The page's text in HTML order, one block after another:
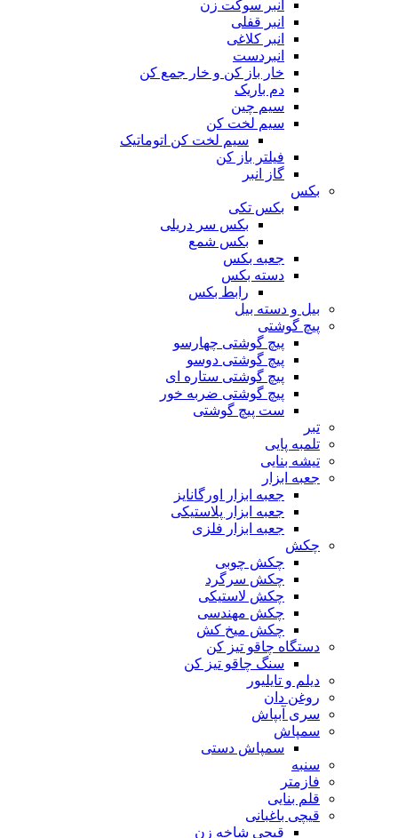
انبر سوکت زن
انبر قفلی
انبر کلاغی
انبردست
خار باز کن و خار جمع کن
دم باریک
سیم چین
سیم لخت کن
سیم لخت کن اتوماتیک
فیلتر باز کن
گاز انبر
بکس
بکس تکی
بکس سر دریلی
بکس شمع
جعبه بکس
دسته بکس
رابط بکس
بیل و دسته بیل
پیچ گوشتی
پیچ گوشتی چهارسو
پیچ گوشتی دوسو
پیچ گوشتی ستاره‌ ای
پیچ گوشتی ضربه خور
ست پیچ گوشتی
تبر
تلمبه پایی
تیشه بنایی
جعبه ابزار
جعبه ابزار اورگانایز
جعبه ابزار پلاستیکی
جعبه ابزار فلزی
چکش
چکش چوبی
چکش سرگرد
چکش لاستیکی
چکش مهندسی
چکش میخ کش
دستگاه چاقو تیز کن
سنگ چاقو تیز کن
دیلم و تایلیور
روغن دان
سری آبپاش
سمپاش
سمپاش دستی
سنبه
فازمتر
قلم بنایی
قیچی باغبانی
قیچی شاخه زن